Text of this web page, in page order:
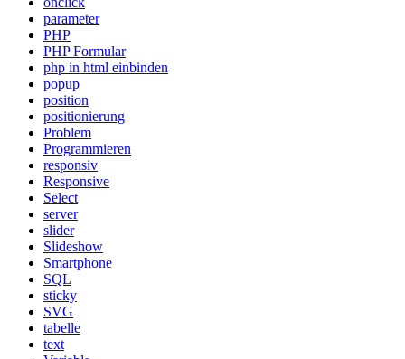
parameter
PHP
PHP Formular
php in html einbinden
popup
position
positionierung
Problem
Programmieren
responsiv
Responsive
Select
server
slider
Slideshow
Smartphone
SQL
sticky
SVG
tabelle
text